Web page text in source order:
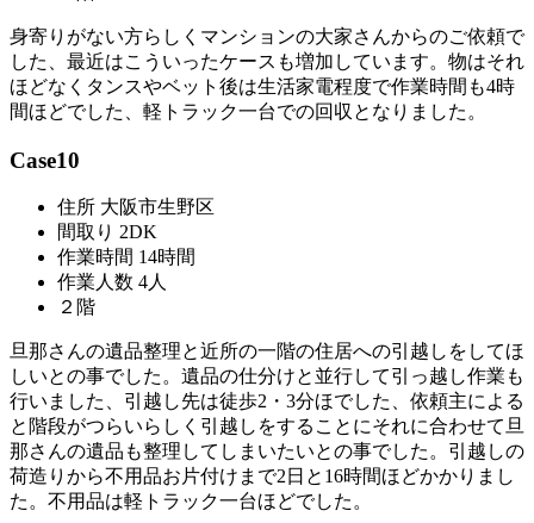
身寄りがない方らしくマンションの大家さんからのご依頼で
した、最近はこういったケースも増加しています。物はそれ
ほどなくタンスやベット後は生活家電程度で作業時間も4時
間ほどでした、軽トラック一台での回収となりました。
Case10
住所 大阪市生野区
間取り 2DK
作業時間 14時間
作業人数 4人
２階
旦那さんの遺品整理と近所の一階の住居への引越しをしてほ
しいとの事でした。遺品の仕分けと並行して引っ越し作業も
行いました、引越し先は徒歩2・3分ほでした、依頼主による
と階段がつらいらしく引越しをすることにそれに合わせて旦
那さんの遺品も整理してしまいたいとの事でした。引越しの
荷造りから不用品お片付けまで2日と16時間ほどかかりまし
た。不用品は軽トラック一台ほどでした。